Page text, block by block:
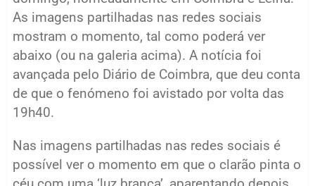
As imagens partilhadas nas redes sociais
mostram o momento, tal como poderá ver
abaixo (ou na galeria acima). A notícia foi
avançada pelo Diário de Coimbra, que deu conta
de que o fenómeno foi avistado por volta das
19h40.
Nas imagens partilhadas nas redes sociais é
possível ver o momento em que o clarão pinta o